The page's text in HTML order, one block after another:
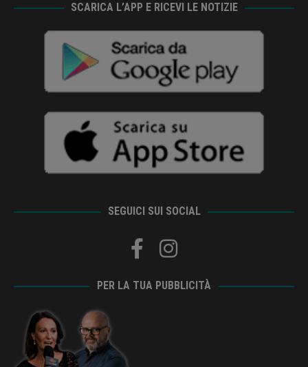
SCARICA L’APP E RICEVI LE NOTIZIE
SEGUICI SUI SOCIAL
PER LA TUA PUBBLICITÀ